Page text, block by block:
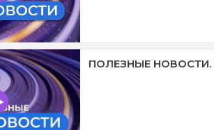
ПОЛЕЗНЫЕ НОВОСТИ.